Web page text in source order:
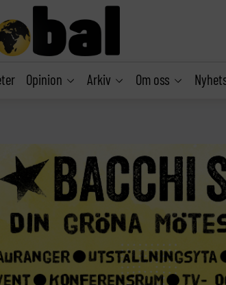
Opinion Arkiv Om oss